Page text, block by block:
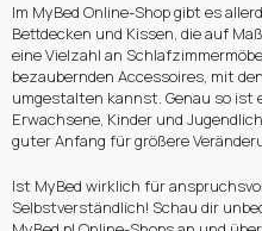
Im MyBed Online-Shop gibt es
Bettdecken und Kissen, die auf
eine Vielzahl an
bezaubernden Accessoires, mit
umgestalten kannst. Genau so ist
Erwachsene, Kinder und
guter Anfang für größere
Ist MyBed wirklich für
Selbstverständlich! Schau dir